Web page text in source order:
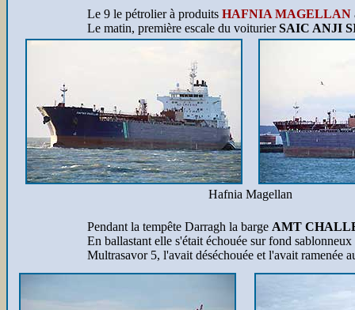
Le 9 le pétrolier à produits HAFNIA MAGELLAN
Le matin, première escale du voiturierSAIC ANJI
Hafnia Magellan
Pendant la tempête Darragh la barge AMT
En ballastant elle s'était échouée sur fond
Multrasavor 5, l'avait déséchouée et l'avait ramenée